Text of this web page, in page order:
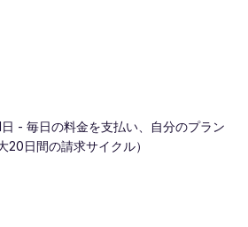
日 - 毎日の料金を支払い、自分のプラン
20日間の請求サイクル）